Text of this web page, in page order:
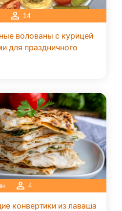
14
волованы с курицей
для праздничного
4
конвертики из лаваша